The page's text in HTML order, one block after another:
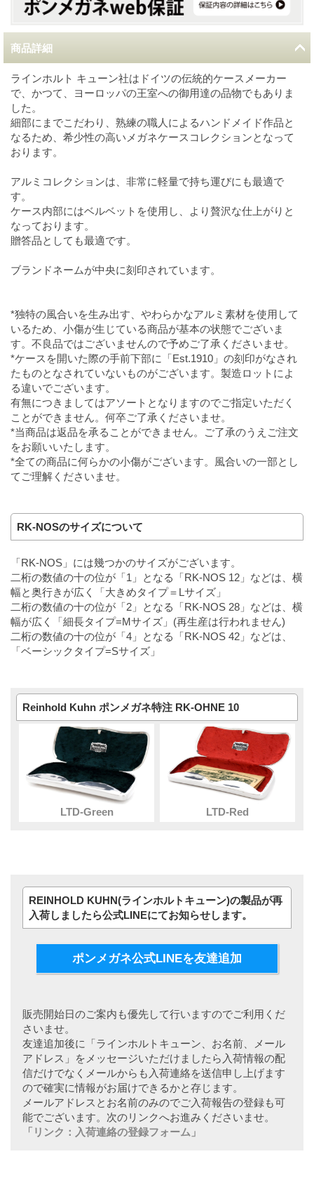
商品詳細
ラインホルト キューン社はドイツの伝統的ケースメーカー
で、かつて、ヨーロッパの王室への御用達の品物でもありま
した。
細部にまでこだわり、熟練の職人によるハンドメイド作品と
なるため、希少性の高いメガネケースコレクションとなって
おります。
アルミコレクションは、非常に軽量で持ち運びにも最適で
す。
ケース内部にはベルベットを使用し、より贅沢な仕上がりと
なっております。
贈答品としても最適です。
ブランドネームが中央に刻印されています。
*独特の風合いを生み出す、やわらかなアルミ素材を使用して
いるため、小傷が生じている商品が基本の状態でございま
す。不良品ではございませんので予めご了承くださいませ。
*ケースを開いた際の手前下部に「Est.1910」の刻印がなされ
たものとなされていないものがございます。製造ロットによ
る違いでございます。
有無につきましてはアソートとなりますのでご指定いただく
ことができません。何卒ご了承くださいませ。
*当商品は返品を承ることができません。ご了承のうえご注文
をお願いいたします。
*全ての商品に何らかの小傷がございます。風合いの一部とし
てご理解くださいませ。
RK-NOSのサイズについて
「RK-NOS」には幾つかのサイズがございます。
二桁の数値の十の位が「1」となる「RK-NOS 12」などは、横
幅と奥行きが広く「大きめタイプ＝Lサイズ」
二桁の数値の十の位が「2」となる「RK-NOS 28」などは、横
幅が広く「細長タイプ=Mサイズ」(再生産は行われません)
二桁の数値の十の位が「4」となる「RK-NOS 42」などは、
「ベーシックタイプ=Sサイズ」
Reinhold Kuhn ポンメガネ特注 RK-OHNE 10
LTD-Green LTD-Red
REINHOLD KUHN(ラインホルトキューン)の製品が再
入荷しましたら公式LINEにてお知らせします。
ポンメガネ公式LINEを友達追加
販売開始日のご案内も優先して行いますのでご利用くだ
さいませ。
友達追加後に「ラインホルトキューン、お名前、メール
アドレス」をメッセージいただけましたら入荷情報の配
信だけでなくメールからも入荷連絡を送信申し上げます
ので確実に情報がお届けできるかと存じます。
メールアドレスとお名前のみのでご入荷報告の登録も可
能でございます。次のリンクへお進みくださいませ。
「リンク：入荷連絡の登録フォーム」